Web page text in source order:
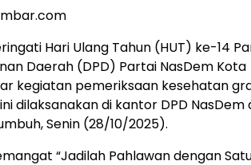
Hari Ulang Tahun (HUT) ke-14
Daerah (DPD) Partai NasDem Kota
kegiatan pemeriksaan kesehatan
dilaksanakan di kantor DPD NasDem
Senin (28/10/2025).
“Jadilah Pahlawan dengan